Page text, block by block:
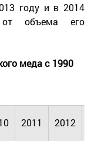
году и в 2014
объема его
меда с 1990
2011 2012